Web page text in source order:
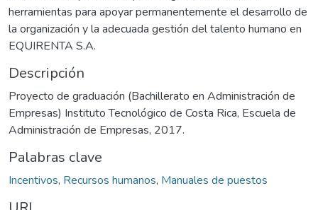
herramientas para apoyar permanentemente el desarrollo de
la organización y la adecuada gestión del talento humano en
EQUIRENTA S.A.
Descripción
Proyecto de graduación (Bachillerato en Administración de
Empresas) Instituto Tecnológico de Costa Rica, Escuela de
Administración de Empresas, 2017.
Palabras clave
Incentivos, Recursos humanos, Manuales de puestos